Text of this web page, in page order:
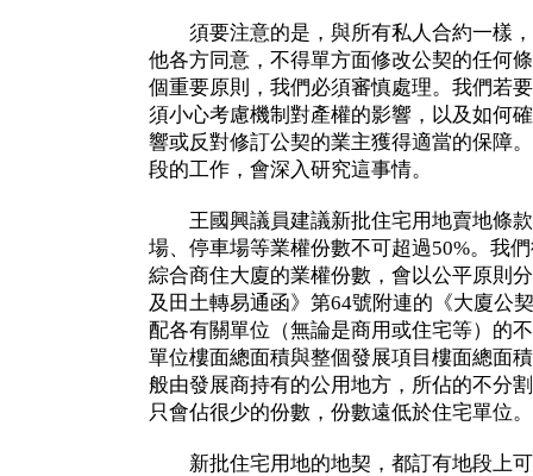
須要注意的是，與所有私人合約一樣，
他各方同意，不得單方面修改公契的任何
個重要原則，我們必須審慎處理。我們若
須小心考慮機制對產權的影響，以及如何
響或反對修訂公契的業主獲得適當的保障
段的工作，會深入研究這事情。
王國興議員建議新批住宅用地賣地條款
場、停車場等業權份數不可超過50%。我
綜合商住大廈的業權份數，會以公平原則
及田土轉易通函》第64號附連的《大廈公
配各有關單位（無論是商用或住宅等）的
單位樓面總面積與整個發展項目樓面總面
般由發展商持有的公用地方，所佔的不分
只會佔很少的份數，份數遠低於住宅單位。
新批住宅用地的地契，都訂有地段上可